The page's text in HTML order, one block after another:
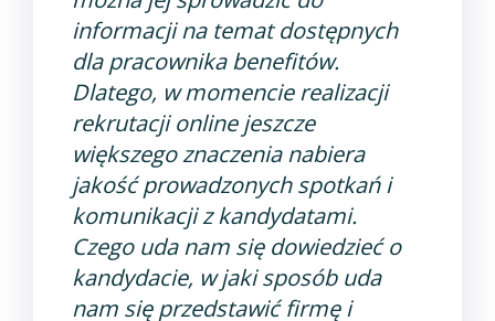
informacji na temat dostępnych
dla pracownika benefitów.
Dlatego, w momencie realizacji
rekrutacji online jeszcze
większego znaczenia nabiera
jakość prowadzonych spotkań i
komunikacji z kandydatami.
Czego uda nam się dowiedzieć o
kandydacie, w jaki sposób uda
nam się przedstawić firmę i